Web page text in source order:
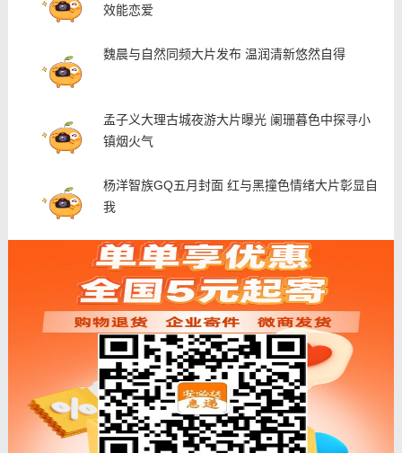
效能恋爱
魏晨与自然同频大片发布 温润清新悠然自得
孟子义大理古城夜游大片曝光 阑珊暮色中探寻小
镇烟火气
杨洋智族GQ五月封面 红与黑撞色情绪大片彰显自
我